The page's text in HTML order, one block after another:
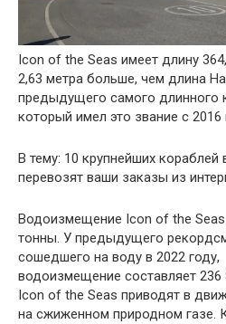
Icon of the Seas имеет длину
2,63 метра больше, чем длина
предыдущего самого длинного
который имел это звание с 2016
В тему: 10 крупнейших
перевозят ваши заказы из
Водоизмещение Icon of the Seas
тонны. У предыдущего
сошедшего на воду в 2022 году,
водоизмещение составляет 236
Icon of the Seas приводят в
на сжиженном природном газе.